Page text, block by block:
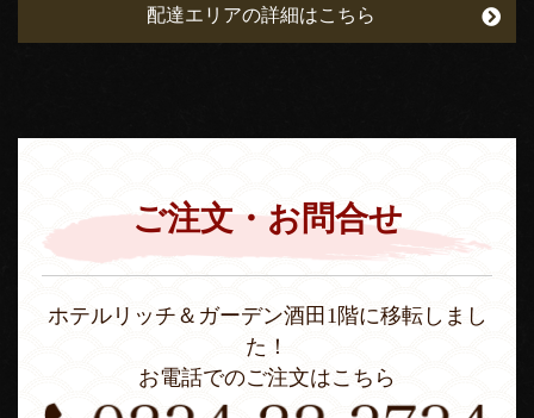
配達エリアの詳細はこちら
ご注文・お問合せ
ホテルリッチ＆ガーデン酒田1階に移転しまし
た！
お電話でのご注文はこちら